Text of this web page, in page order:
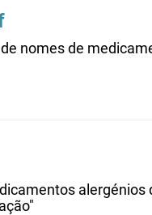
nomes de
alergénios